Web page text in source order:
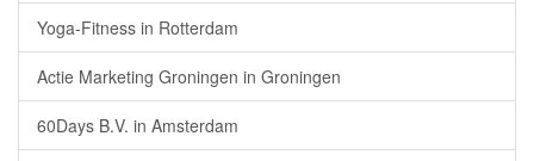
Yoga-Fitness in Rotterdam
Actie Marketing Groningen in Groningen
60Days B.V. in Amsterdam